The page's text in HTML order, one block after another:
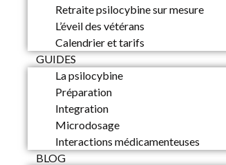
Retraite psilocybine sur mesure
L’éveil des vétérans
Calendrier et tarifs
GUIDES
La psilocybine
Préparation
Integration
Microdosage
Interactions médicamenteuses
BLOG